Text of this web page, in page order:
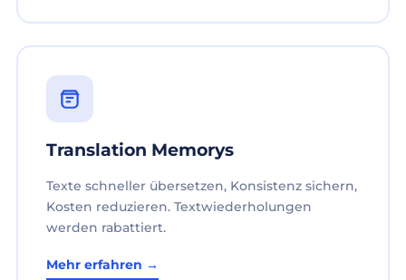
Translation Memorys
Texte schneller übersetzen, Konsistenz sichern,
Kosten reduzieren. Textwiederholungen
werden rabattiert.
Mehr erfahren →